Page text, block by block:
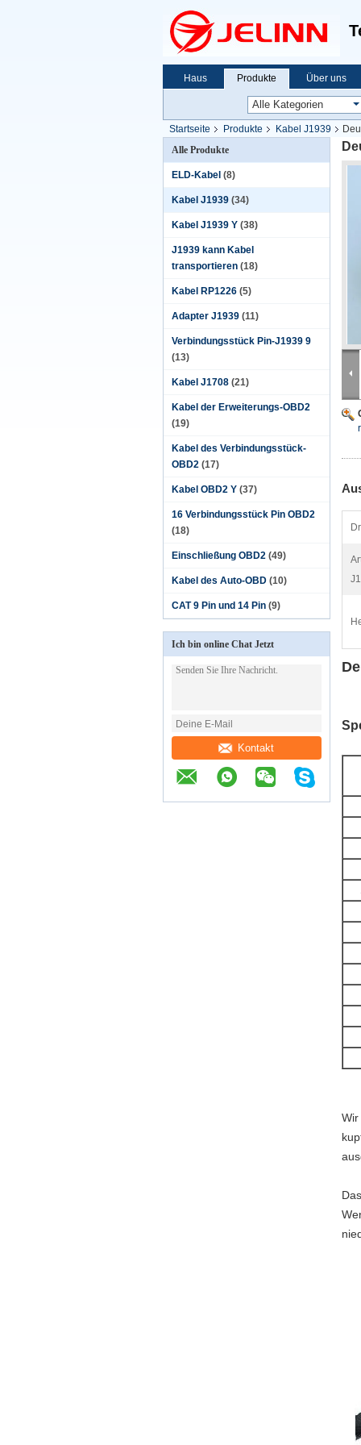
Haus Produkte Über uns
Startseite Produkte Kabel J1939
Alle Produkte
ELD-Kabel (8)
Kabel J1939 (34)
Kabel J1939 Y (38)
J1939 kann Kabel
transportieren (18)
Kabel RP1226 (5)
Adapter J1939 (11)
Verbindungsstück Pin-J1939 9
(13)
Kabel J1708 (21)
Kabel der Erweiterungs-OBD2
(19)
Kabel des Verbindungsstück-
OBD2 (17)
Kabel OBD2 Y (37)
16 Verbindungsstück Pin OBD2
(18)
Einschließung OBD2 (49)
Kabel des Auto-OBD (10)
CAT 9 Pin und 14 Pin (9)
Ich bin online Chat Jetzt
Kontakt